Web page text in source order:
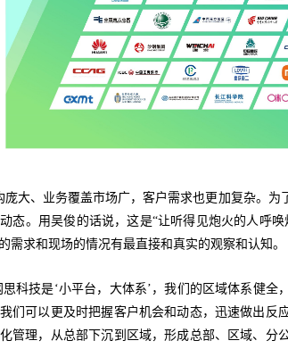
庞大、业务覆盖市场广，客户需求也更加复杂。
态。用吴俊的话说，这是“让听得见炮火的人呼
需求和现场的情况有最直接和真实的观察和认知。
科技是‘小平台，大体系’，我们的区域体系健
们可以更及时把握客户机会和动态，迅速做出反
管理，从总部下沉到区域，形成总部、区域、分